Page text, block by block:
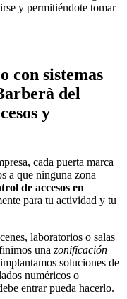
y permitiéndote tomar
con sistemas
del
y
cada puerta marca
a que ninguna zona
de accesos en
para tu actividad y tu
laboratorios o salas
una zonificación
soluciones de
numéricos o
entrar pueda hacerlo.